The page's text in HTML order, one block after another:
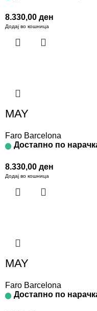
8.330,00 ден
Додај во кошница
MAY
Faro Barcelona
Достапно по
8.330,00 ден
Додај во кошница
MAY
Faro Barcelona
Достапно по